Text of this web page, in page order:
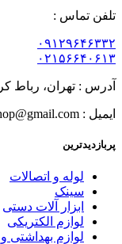
تلفن تماس :
۰۹۱۲۹۶۴۶۳۳۲
۰۲۱۵۶۶۴۰۶۱۳
آدرس : تهران، رباط
ایمیل : Pishbinshop@gmail.com
پربازدیدترین
لوله و اتصالات
سینک
ابزار آلات دستی
لوازم الکتریکی
لوازم بهداشتی